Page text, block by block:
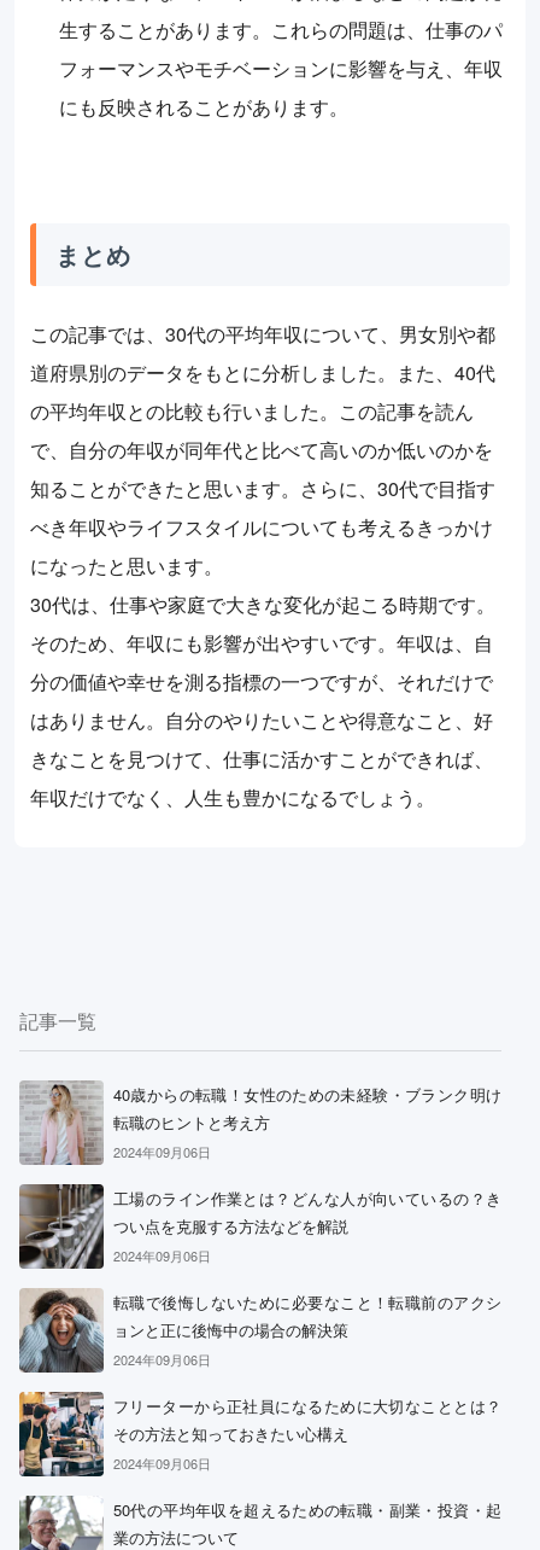
生することがあります。これらの問題は、仕事のパ
フォーマンスやモチベーションに影響を与え、年収
にも反映されることがあります。
まとめ
この記事では、30代の平均年収について、男女別や都
道府県別のデータをもとに分析しました。また、40代
の平均年収との比較も行いました。この記事を読ん
で、自分の年収が同年代と比べて高いのか低いのかを
知ることができたと思います。さらに、30代で目指す
べき年収やライフスタイルについても考えるきっかけ
になったと思います。
30代は、仕事や家庭で大きな変化が起こる時期です。
そのため、年収にも影響が出やすいです。年収は、自
分の価値や幸せを測る指標の一つですが、それだけで
はありません。自分のやりたいことや得意なこと、好
きなことを見つけて、仕事に活かすことができれば、
年収だけでなく、人生も豊かになるでしょう。
記事一覧
40歳からの転職！女性のための未経験・ブランク明け
転職のヒントと考え方
2024年09月06日
工場のライン作業とは？どんな人が向いているの？き
つい点を克服する方法などを解説
2024年09月06日
転職で後悔しないために必要なこと！転職前のアクシ
ョンと正に後悔中の場合の解決策
2024年09月06日
フリーターから正社員になるために大切なこととは？
その方法と知っておきたい心構え
2024年09月06日
50代の平均年収を超えるための転職・副業・投資・起
業の方法について